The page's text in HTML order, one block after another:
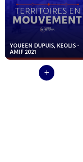
YOUEEN DUPUIS, KEOLIS -
AMIF 2021